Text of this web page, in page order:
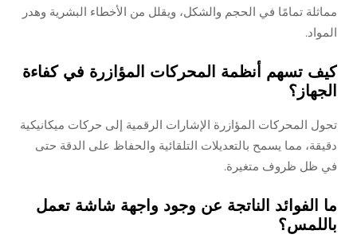
مماثلة تمامًا في الحجم والشكل، ويقلل من الأخطاء البشرية وهدر
المواد.
كيف تسهم أنظمة المحركات المؤازرة في كفاءة
الجهاز؟
تحول المحركات المؤازرة الإشارات الرقمية إلى حركات ميكانيكية
دقيقة، مما يسمح بالتعديلات التلقائية والحفاظ على الدقة حتى
في ظل ظروف متغيرة.
ما الفوائد الناتجة عن وجود واجهة شاشة تعمل
باللمس؟